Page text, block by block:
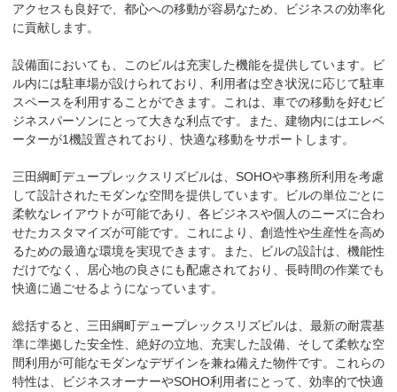
アクセスも良好で、都心への移動が容易なため、ビジネスの効率化
に貢献します。
設備面においても、このビルは充実した機能を提供しています。ビ
ル内には駐車場が設けられており、利用者は空き状況に応じて駐車
スペースを利用することができます。これは、車での移動を好むビ
ジネスパーソンにとって大きな利点です。また、建物内にはエレベ
ーターが1機設置されており、快適な移動をサポートします。
三田綱町デュープレックスリズビルは、SOHOや事務所利用を考慮
して設計されたモダンな空間を提供しています。ビルの単位ごとに
柔軟なレイアウトが可能であり、各ビジネスや個人のニーズに合わ
せたカスタマイズが可能です。これにより、創造性や生産性を高め
るための最適な環境を実現できます。また、ビルの設計は、機能性
だけでなく、居心地の良さにも配慮されており、長時間の作業でも
快適に過ごせるようになっています。
総括すると、三田綱町デュープレックスリズビルは、最新の耐震基
準に準拠した安全性、絶好の立地、充実した設備、そして柔軟な空
間利用が可能なモダンなデザインを兼ね備えた物件です。これらの
特性は、ビジネスオーナーやSOHO利用者にとって、効率的で快適